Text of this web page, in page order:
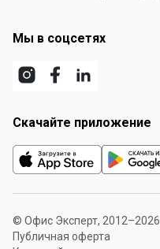
Мы в соцсетях
Скачайте приложение
© Офис Эксперт, 2012–2026
Публичная оферта